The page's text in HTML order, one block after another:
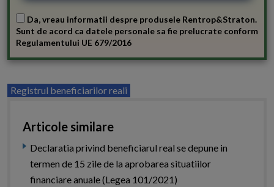
Da, vreau informatii despre produsele Rentrop&Straton.
Sunt de acord ca datele personale sa fie prelucrate conform
Regulamentului UE 679/2016
Registrul beneficiarilor reali
Articole similare
Declaratia privind beneficiarul real se depune in
termen de 15 zile de la aprobarea situatiilor
financiare anuale (Legea 101/2021)